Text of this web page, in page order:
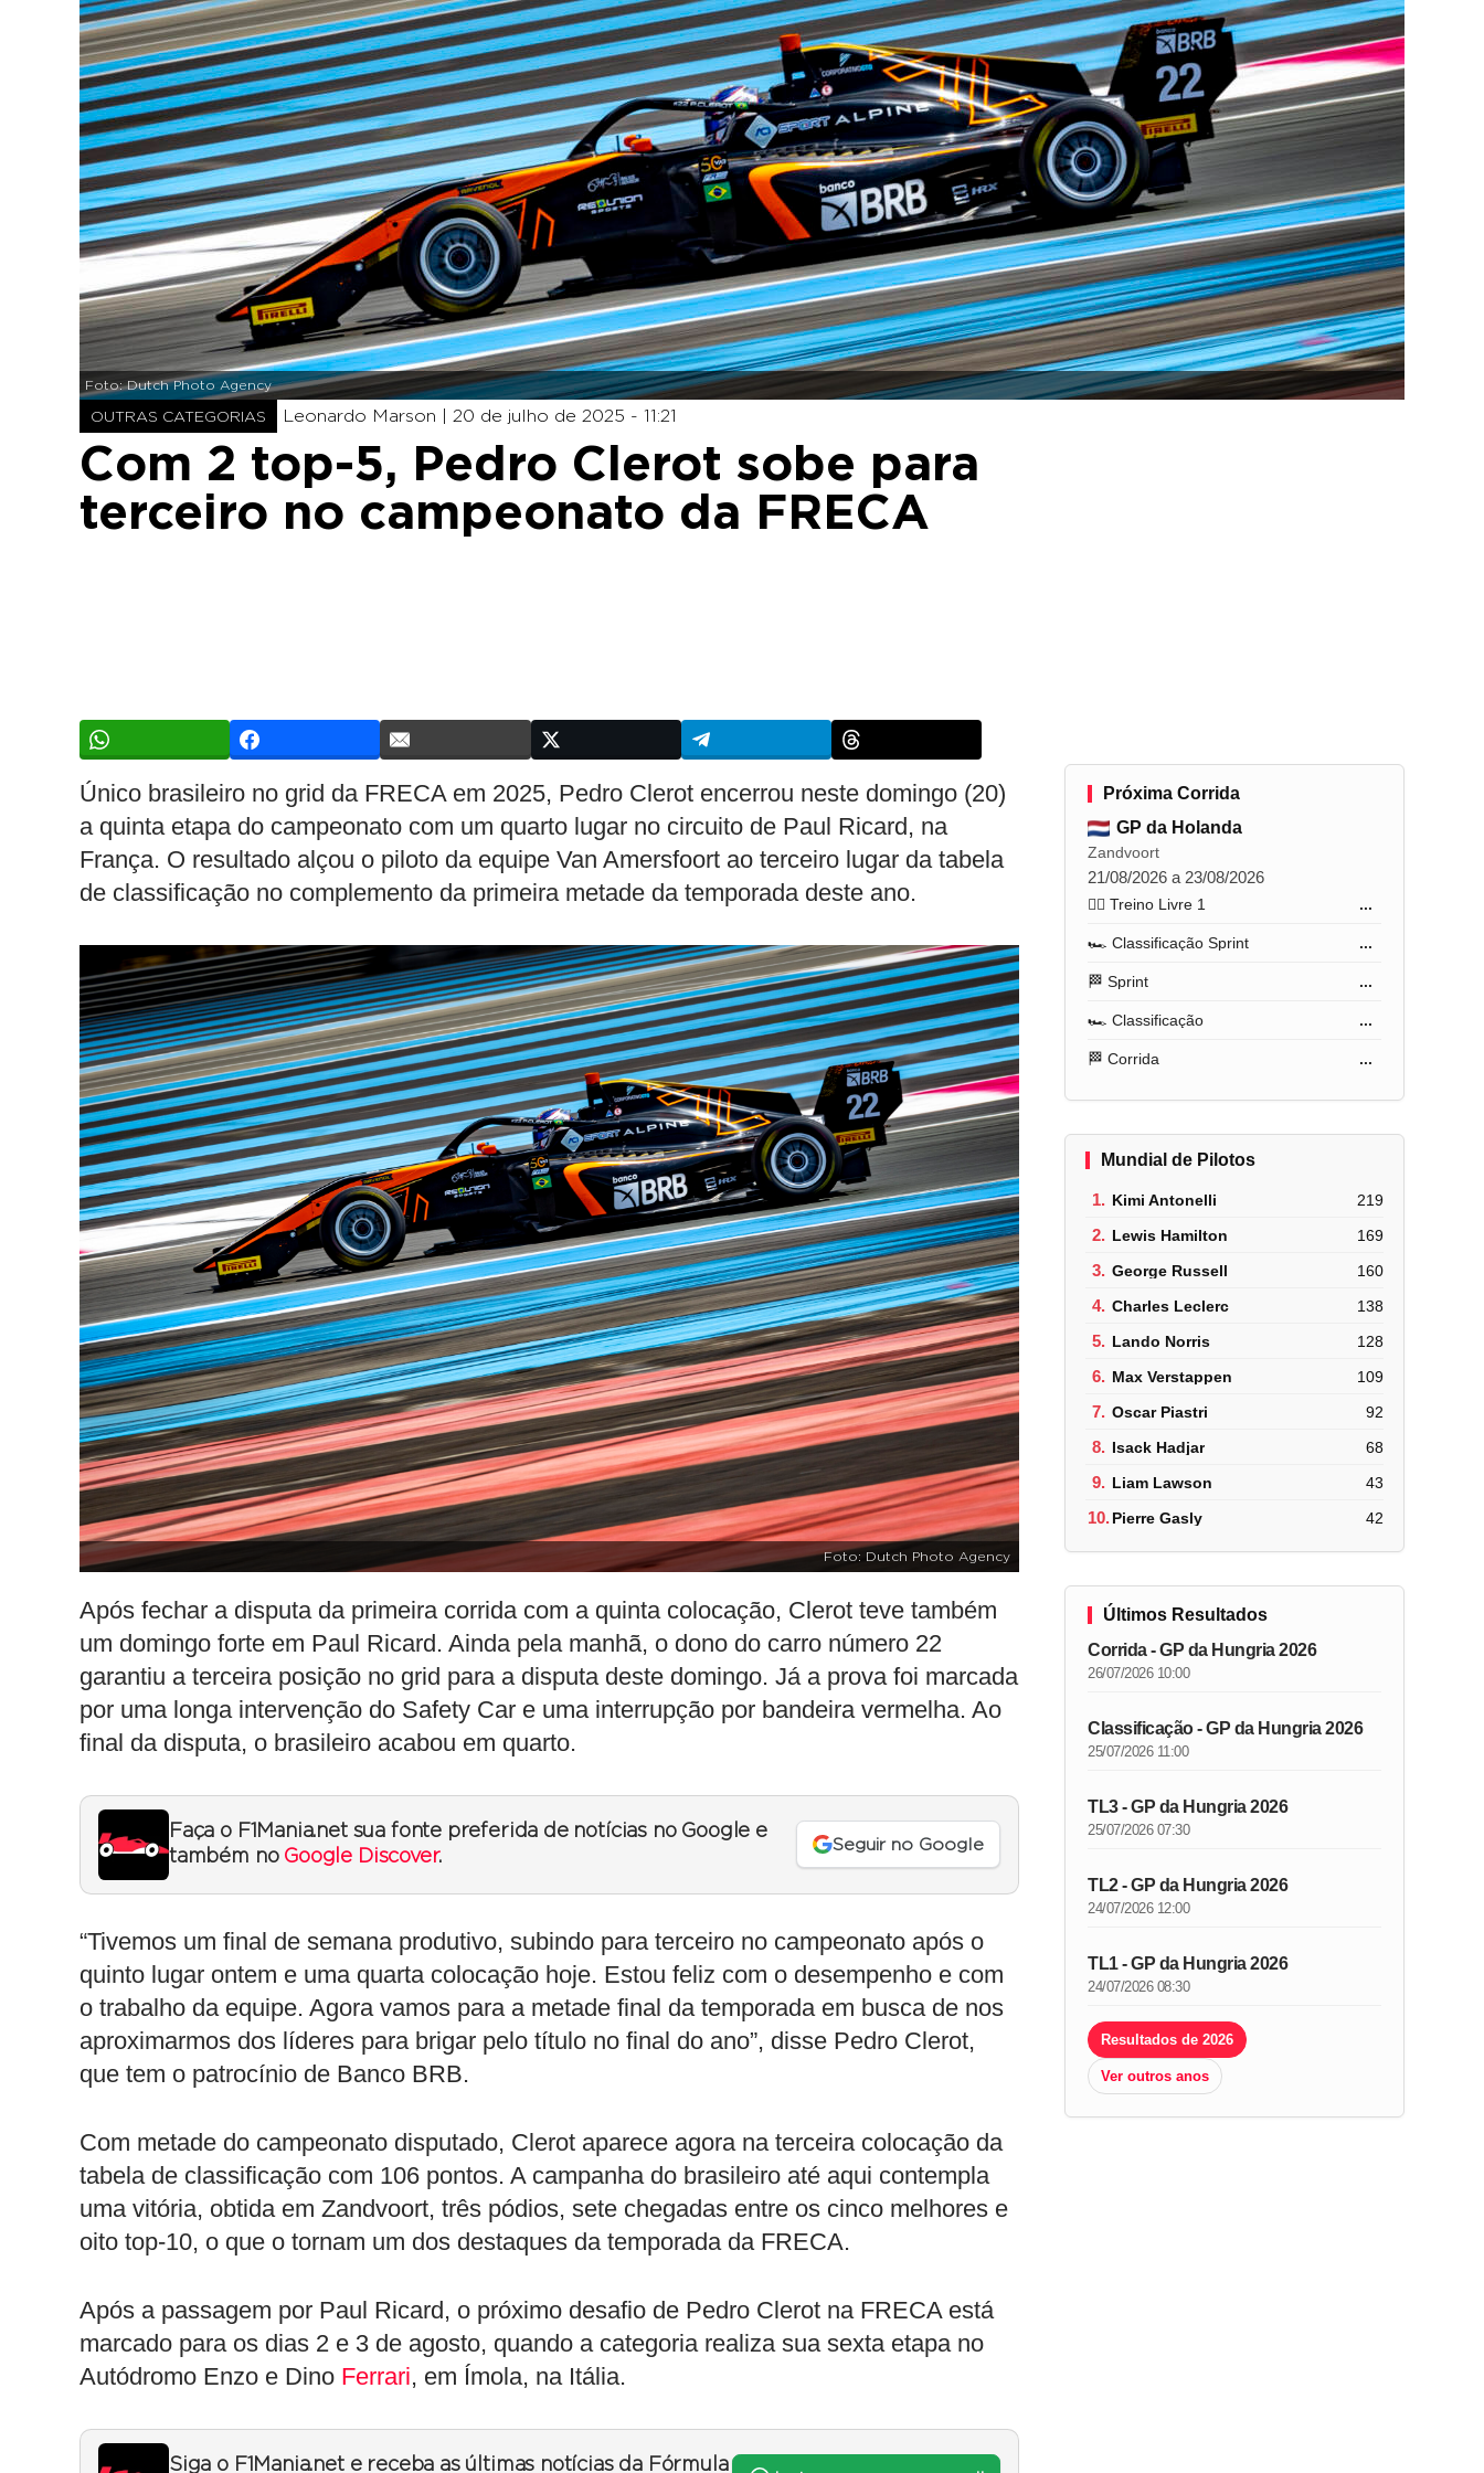
Foto: Dutch Photo Agency
OUTRAS CATEGORIAS Leonardo Marson | 20 de julho de 2025 - 11:21
Com 2 top-5, Pedro Clerot sobe para
terceiro no campeonato da FRECA
Único brasileiro no grid da FRECA em 2025, Pedro Clerot encerrou neste domingo (20)
a quinta etapa do campeonato com um quarto lugar no circuito de Paul Ricard, na
França. O resultado alçou o piloto da equipe Van Amersfoort ao terceiro lugar da tabela
de classificação no complemento da primeira metade da temporada deste ano.
Foto: Dutch Photo Agency
Após fechar a disputa da primeira corrida com a quinta colocação, Clerot teve também
um domingo forte em Paul Ricard. Ainda pela manhã, o dono do carro número 22
garantiu a terceira posição no grid para a disputa deste domingo. Já a prova foi marcada
por uma longa intervenção do Safety Car e uma interrupção por bandeira vermelha. Ao
final da disputa, o brasileiro acabou em quarto.
Faça o F1Mania.net sua fonte preferida de notícias no Google e
também no Google Discover.
Seguir no Google
“Tivemos um final de semana produtivo, subindo para terceiro no campeonato após o
quinto lugar ontem e uma quarta colocação hoje. Estou feliz com o desempenho e com
o trabalho da equipe. Agora vamos para a metade final da temporada em busca de nos
aproximarmos dos líderes para brigar pelo título no final do ano”, disse Pedro Clerot,
que tem o patrocínio de Banco BRB.
Com metade do campeonato disputado, Clerot aparece agora na terceira colocação da
tabela de classificação com 106 pontos. A campanha do brasileiro até aqui contempla
uma vitória, obtida em Zandvoort, três pódios, sete chegadas entre os cinco melhores e
oito top-10, o que o tornam um dos destaques da temporada da FRECA.
Após a passagem por Paul Ricard, o próximo desafio de Pedro Clerot na FRECA está
marcado para os dias 2 e 3 de agosto, quando a categoria realiza sua sexta etapa no
Autódromo Enzo e Dino Ferrari, em Ímola, na Itália.
Siga o F1Mania.net e receba as últimas notícias da Fórmula
Próxima Corrida
GP da Holanda
Zandvoort
21/08/2026 a 23/08/2026
🏋️‍♂️ Treino Livre 1 ...
🏎️ Classificação Sprint ...
🏁 Sprint ...
🏎️ Classificação ...
🏁 Corrida ...
Mundial de Pilotos
1. Kimi Antonelli 219
2. Lewis Hamilton 169
3. George Russell 160
4. Charles Leclerc 138
5. Lando Norris 128
6. Max Verstappen 109
7. Oscar Piastri 92
8. Isack Hadjar 68
9. Liam Lawson 43
10.Pierre Gasly 42
Últimos Resultados
Corrida - GP da Hungria 2026
26/07/2026 10:00
Classificação - GP da Hungria 2026
25/07/2026 11:00
TL3 - GP da Hungria 2026
25/07/2026 07:30
TL2 - GP da Hungria 2026
24/07/2026 12:00
TL1 - GP da Hungria 2026
24/07/2026 08:30
Resultados de 2026
Ver outros anos